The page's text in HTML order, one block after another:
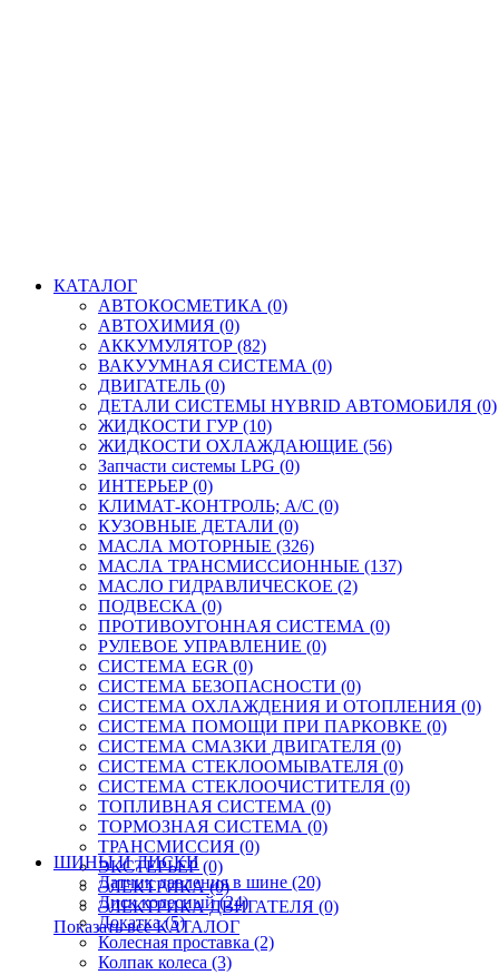
КАТАЛОГ
АВТОКОСМЕТИКА (0)
АВТОХИМИЯ (0)
АККУМУЛЯТОР (82)
ВАКУУМНАЯ СИСТЕМА (0)
ДВИГАТЕЛЬ (0)
ДЕТАЛИ СИСТЕМЫ HYBRID АВТОМОБИЛЯ (0)
ЖИДКОСТИ ГУР (10)
ЖИДКОСТИ ОХЛАЖДАЮЩИЕ (56)
Запчасти системы LPG (0)
ИНТЕРЬЕР (0)
КЛИМАТ-КОНТРОЛЬ; A/C (0)
КУЗОВНЫЕ ДЕТАЛИ (0)
МАСЛА МОТОРНЫЕ (326)
МАСЛА ТРАНСМИССИОННЫЕ (137)
МАСЛО ГИДРАВЛИЧЕСКОЕ (2)
ПОДВЕСКА (0)
ПРОТИВОУГОННАЯ СИСТЕМА (0)
РУЛЕВОЕ УПРАВЛЕНИЕ (0)
СИСТЕМА EGR (0)
СИСТЕМА БЕЗОПАСНОСТИ (0)
СИСТЕМА ОХЛАЖДЕНИЯ И ОТОПЛЕНИЯ (0)
СИСТЕМА ПОМОЩИ ПРИ ПАРКОВКЕ (0)
СИСТЕМА СМАЗКИ ДВИГАТЕЛЯ (0)
СИСТЕМА СТЕКЛООМЫВАТЕЛЯ (0)
СИСТЕМА СТЕКЛООЧИСТИТЕЛЯ (0)
ТОПЛИВНАЯ СИСТЕМА (0)
ТОРМОЗНАЯ СИСТЕМА (0)
ТРАНСМИССИЯ (0)
ЭКСТЕРЬЕР (0)
ЭЛЕКТРИКА (0)
ЭЛЕКТРИКА ДВИГАТЕЛЯ (0)
Показать все КАТАЛОГ
ШИНЫ И ДИСКИ
Датчик давления в шине (20)
Диск колесный (24)
Докатка (5)
Колесная проставка (2)
Колпак колеса (3)